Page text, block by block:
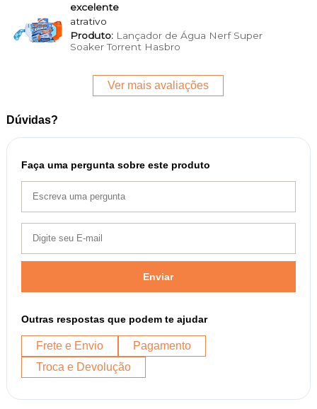
excelente
atrativo
Produto:Lançador de Água Nerf Super
Soaker Torrent Hasbro
Ver mais avaliações
Dúvidas?
Faça uma pergunta sobre este produto
Enviar
Outras respostas que podem te ajudar
Frete e Envio
Pagamento
Troca e Devolução